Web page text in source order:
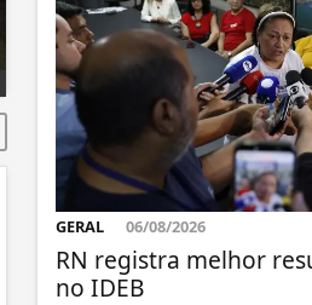
GERAL 06/08/2026
RN registra melhor
no IDEB